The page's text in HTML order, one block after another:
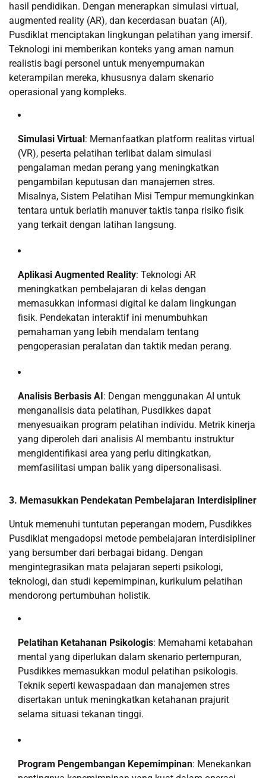
hasil pendidikan. Dengan menerapkan simulasi virtual,
augmented reality (AR), dan kecerdasan buatan (AI),
Pusdiklat menciptakan lingkungan pelatihan yang imersif.
Teknologi ini memberikan konteks yang aman namun
realistis bagi personel untuk menyempurnakan
keterampilan mereka, khususnya dalam skenario
operasional yang kompleks.
Simulasi Virtual: Memanfaatkan platform realitas virtual
(VR), peserta pelatihan terlibat dalam simulasi
pengalaman medan perang yang meningkatkan
pengambilan keputusan dan manajemen stres.
Misalnya, Sistem Pelatihan Misi Tempur memungkinkan
tentara untuk berlatih manuver taktis tanpa risiko fisik
yang terkait dengan latihan langsung.
Aplikasi Augmented Reality: Teknologi AR
meningkatkan pembelajaran di kelas dengan
memasukkan informasi digital ke dalam lingkungan
fisik. Pendekatan interaktif ini menumbuhkan
pemahaman yang lebih mendalam tentang
pengoperasian peralatan dan taktik medan perang.
Analisis Berbasis AI: Dengan menggunakan AI untuk
menganalisis data pelatihan, Pusdikkes dapat
menyesuaikan program pelatihan individu. Metrik kinerja
yang diperoleh dari analisis AI membantu instruktur
mengidentifikasi area yang perlu ditingkatkan,
memfasilitasi umpan balik yang dipersonalisasi.
3. Memasukkan Pendekatan Pembelajaran Interdisipliner
Untuk memenuhi tuntutan peperangan modern, Pusdikkes
Pusdiklat mengadopsi metode pembelajaran interdisipliner
yang bersumber dari berbagai bidang. Dengan
mengintegrasikan mata pelajaran seperti psikologi,
teknologi, dan studi kepemimpinan, kurikulum pelatihan
mendorong pertumbuhan holistik.
Pelatihan Ketahanan Psikologis: Memahami ketabahan
mental yang diperlukan dalam skenario pertempuran,
Pusdikkes memasukkan modul pelatihan psikologis.
Teknik seperti kewaspadaan dan manajemen stres
disertakan untuk meningkatkan ketahanan prajurit
selama situasi tekanan tinggi.
Program Pengembangan Kepemimpinan: Menekankan